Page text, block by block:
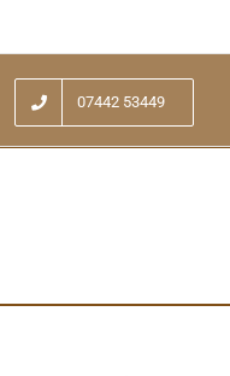
07442 53449